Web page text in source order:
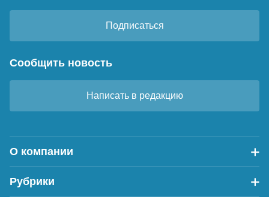
Подписаться
Сообщить новость
Написать в редакцию
О компании
Рубрики